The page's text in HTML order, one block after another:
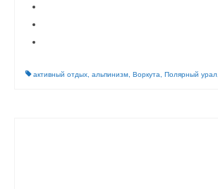
активный отдых альпинизм Воркута Полярный урал